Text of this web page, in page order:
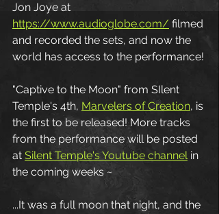
Jon Joye at
https://www.audioglobe.com/ filmed
and recorded the sets, and now the
world has access to the performance!
"Captive to the Moon" from SIlent
Temple's 4th, Marvelers of Creation, is
the first to be released! More tracks
from the performance will be posted
at Silent Temple's Youtube channel in
the coming weeks ~
...It was a full moon that night, and the